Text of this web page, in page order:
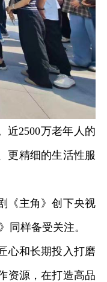
2500万老年人的
更精细的生活性服
《主角》创下央视
同样备受关注。
心和长期投入打磨
资源，在打造高品